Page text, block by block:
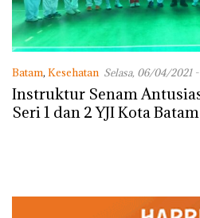
Batam, Kesehatan Selasa, 06/04/2021 -
Instruktur Senam
Seri 1 dan 2 YJI Kota Batam